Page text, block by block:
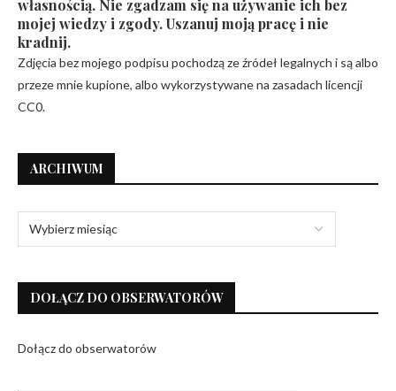
własnością. Nie zgadzam się na używanie ich bez
mojej wiedzy i zgody. Uszanuj moją pracę i nie
kradnij.
Zdjęcia bez mojego podpisu pochodzą ze źródeł legalnych i są albo
przeze mnie kupione, albo wykorzystywane na zasadach licencji
CC0.
ARCHIWUM
DOŁĄCZ DO OBSERWATORÓW
Dołącz do obserwatorów